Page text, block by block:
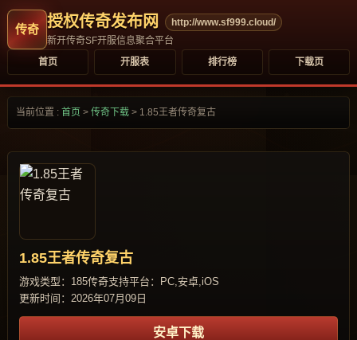
授权传奇发布网
http://www.sf999.cloud/
新开传奇SF开服信息聚合平台
首页
开服表 排行榜 下载页
当前位置 : 首页 > 传奇下载 > 1.85王者传奇复古
1.85王者传奇复古
游戏类型：185传奇支持平台：PC,安卓,iOS
更新时间：2026年07月09日
安卓下载